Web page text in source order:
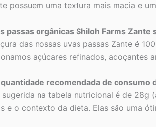
possuem uma textura mais macia e
passas orgânicas Shiloh Farms Zante
das nossas uvas passas Zante é
açúcares refinados, adoçantes
quantidade recomendada de consumo
na tabela nutricional é de 28g
e o contexto da dieta. Elas são uma